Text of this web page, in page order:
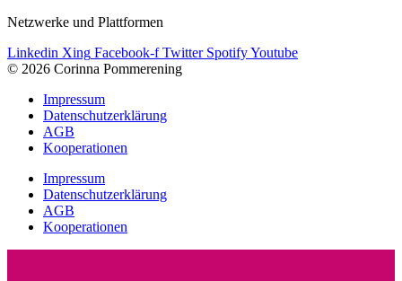
Netzwerke und Plattformen
Linkedin Xing Facebook-f Twitter SpotifyYoutube
© 2026 Corinna Pommerening
Impressum
Datenschutzerklärung
AGB
Kooperationen
Impressum
Datenschutzerklärung
AGB
Kooperationen